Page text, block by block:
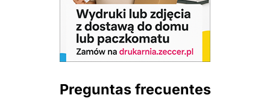
Preguntas frecuentes